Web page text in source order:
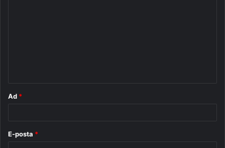
Ad *
E-posta *